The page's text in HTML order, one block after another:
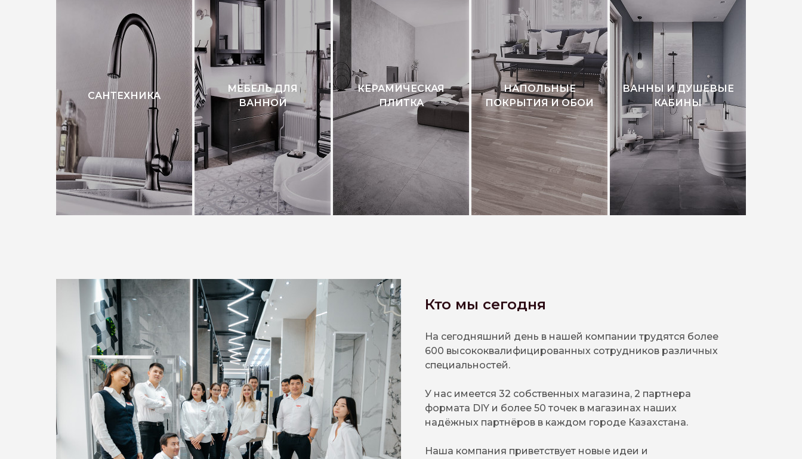
САНТЕХНИКА
МЕБЕЛЬ ДЛЯ
ВАННОЙ
КЕРАМИЧЕСКАЯ
ПЛИТКА
НАПОЛЬНЫЕ
ПОКРЫТИЯ И ОБОИ
ВАННЫ И ДУШЕВЫЕ
КАБИНЫ
Кто мы сегодня
На сегодняшний день в нашей компании трудятся более
600 высококвалифицированных сотрудников различных
специальностей.
У нас имеется 32 собственных магазина, 2 партнера
формата DIY и более 50 точек в магазинах наших
надёжных партнёров в каждом городе Казахстана.
Наша компания приветствует новые идеи и